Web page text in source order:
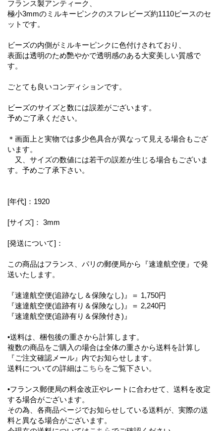
フランス製アンティーク、
極小3mmのミルキーピンクのスフレビーズ約1110ピースのセ
ットです。
ビーズの内側がミルキーピンクに色付けされており、
表面は透明のため艷やかで透明感のある大変美しい質感で
す。
ごとても良いコンディションです。
ビーズのサイズと数には誤差がございます。
予めご了承ください。
＊画面上と実物では多少色具合が異なって見える場合もござ
います。
又、サイズの数値には若干の誤差が生じる場合もございま
す。予めご了承下さい。
[年代]：1920
[サイズ]： 3mm
[発送について]：
この商品はフランス、パリの郵便局から『速達航空便』で発
送いたします。
『速達航空便(追跡なし＆保険なし)』＝ 1,750円
『速達航空便(追跡有り＆保険なし)』＝ 2,240円
『速達航空便(追跡有り＆保険付き)』
•送料は、梱包後の重さから計算します。
複数の商品をご購入の場合は全体の重さから送料を計算し
『ご注文確認メール』内でお知らせします。
送料についての詳細はこちらをご覧下さい。
•フランス郵便局の料金改正やレートに合わせて、送料を改定
する場合がございます。
その為、各商品ページでお知らせしている送料が、実際の送
料と異なる場合がございます。